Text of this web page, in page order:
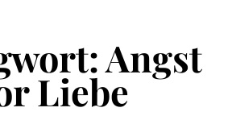
Angst
Liebe